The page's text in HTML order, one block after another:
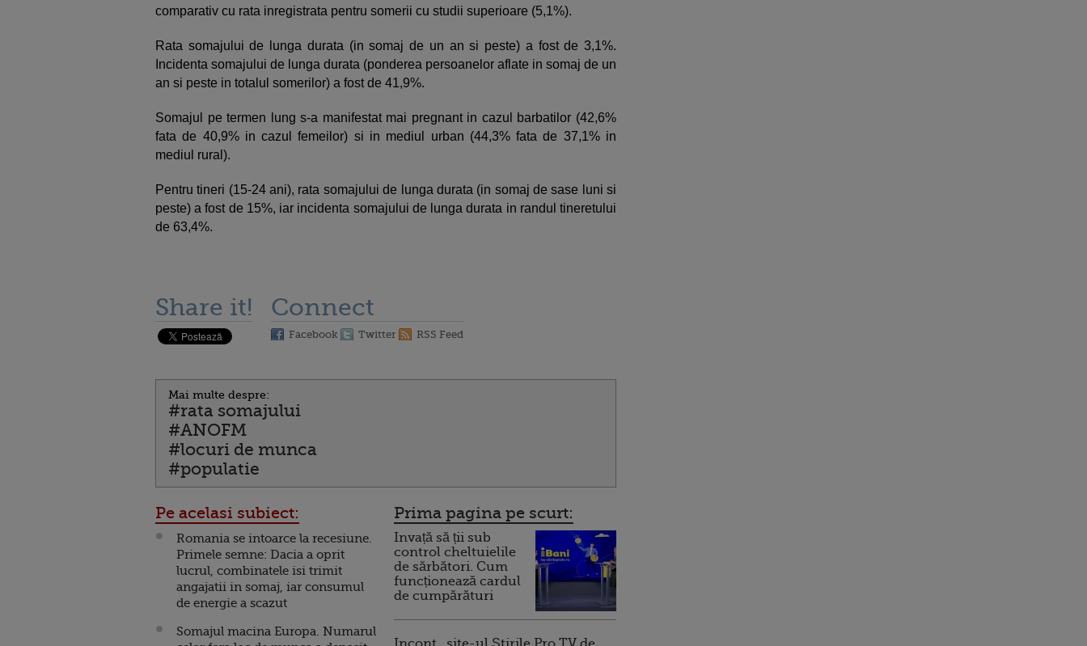
comparativ cu rata inregistrata pentru somerii cu studii superioare (5,1%).
Rata somajului de lunga durata (in somaj de un an si peste) a fost de 3,1%.
Incidenta somajului de lunga durata (ponderea persoanelor aflate in somaj de un
an si peste in totalul somerilor) a fost de 41,9%.
Somajul pe termen lung s-a manifestat mai pregnant in cazul barbatilor (42,6%
fata de 40,9% in cazul femeilor) si in mediul urban (44,3% fata de 37,1% in
mediul rural).
Pentru tineri (15-24 ani), rata somajului de lunga durata (in somaj de sase luni si
peste) a fost de 15%, iar incidenta somajului de lunga durata in randul tineretului
de 63,4%.
Share it! Connect
Facebook Twitter RSS Feed
Mai multe despre:
#rata somajului
#ANOFM
#locuri de munca
#populatie
Pe acelasi subiect:
Romania se intoarce la recesiune.
Primele semne: Dacia a oprit
lucrul, combinatele isi trimit
angajatii in somaj, iar consumul
de energie a scazut
Somajul macina Europa. Numarul
Prima pagina pe scurt:
Invață să ții sub
control cheltuielile
de sărbători. Cum
funcționează cardul
de cumpărături